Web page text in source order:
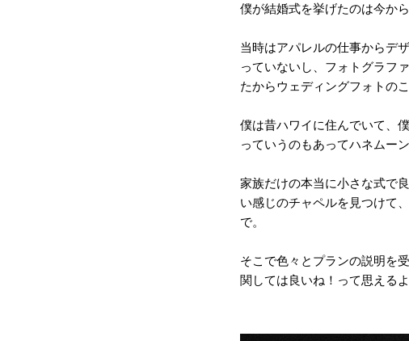
僕が結婚式を挙げたのは今から
当時はアパレルの仕事からデ
っていないし、フォトグラフ
たからウェディングフォトの
僕は昔ハワイに住んでいて、
っていうのもあってハネムー
家族だけの本当に小さな式で
い感じのチャペルを見つけて
で。
そこで色々とプランの説明を
関しては良いね！って思える